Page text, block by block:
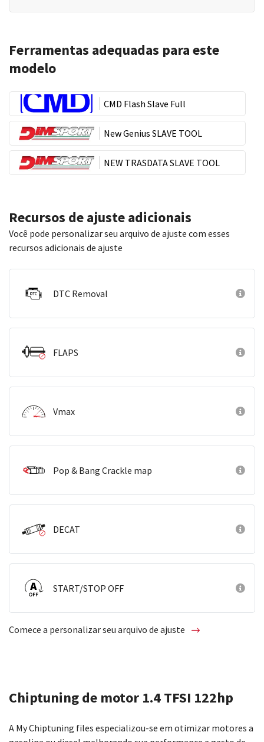
Ferramentas adequadas para este
modelo
CMD Flash Slave Full
New Genius SLAVE TOOL
NEW TRASDATA SLAVE TOOL
Recursos de ajuste adicionais
Você pode personalizar seu arquivo de ajuste com esses
recursos adicionais de ajuste
DTC Removal
FLAPS
Vmax
Pop & Bang Crackle map
DECAT
START/STOP OFF
Comece a personalizar seu arquivo de ajuste
Chiptuning de motor 1.4 TFSI 122hp
A My Chiptuning files especializou-se em otimizar motores a